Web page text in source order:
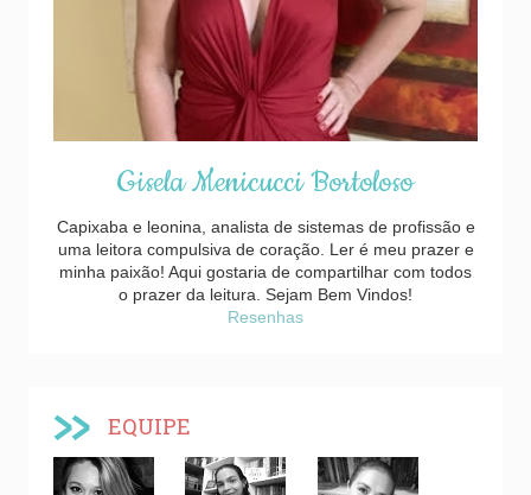
Gisela Menicucci Bortoloso
Capixaba e leonina, analista de sistemas de profissão e
uma leitora compulsiva de coração. Ler é meu prazer e
minha paixão! Aqui gostaria de compartilhar com todos
o prazer da leitura. Sejam Bem Vindos!
Resenhas
EQUIPE